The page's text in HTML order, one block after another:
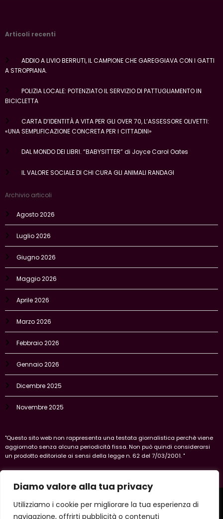
Diamo valore alla tua privacy
Utilizziamo i cookie per migliorare la tua esperienza di
navigazione, offrirti pubblicità o contenuti
Articoli recenti
ADDIO A LIVIO BERRUTI, IL CAMPIONE CHE GAREGGIAVA CON I GATTI
A STROPPIANA.
POLIZIA LOCALE: POTENZIATO IL SERVIZIO DI PATTUGLIAMENTO IN
BICICLETTA
CARTA D’IDENTITÀ A VITA PER GLI OVER 70, L’ASSESSORE OLIVETTI:
«UNA SEMPLIFICAZIONE CONCRETA PER I CITTADINI»
DAL MONDO DEI LIBRI. “BABYSITTER” di Joyce Carol Oates
IL VALORE SOCIALE DI CHI CURA GLI ANIMALI RANDAGI
Archivio articoli
Agosto 2026
Luglio 2026
Giugno 2026
Maggio 2026
Aprile 2026
Marzo 2026
Febbraio 2026
Gennaio 2026
Dicembre 2025
Novembre 2025
"Questo sito web non rappresenta una testata giornalistica perchè viene
aggiornato senza alcuna periodicità fissa. Non può quindi considerarsi
un prodotto editoriale ai sensi della legge n. 62 del 7/03/2001. "
Vercelli